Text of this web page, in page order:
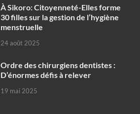
À Sikoro: Citoyenneté-Elles forme
30 filles sur la gestion de l’hygiène
menstruelle
24 août 2025
Ordre des chirurgiens dentistes :
D’énormes défis à relever
19 mai 2025